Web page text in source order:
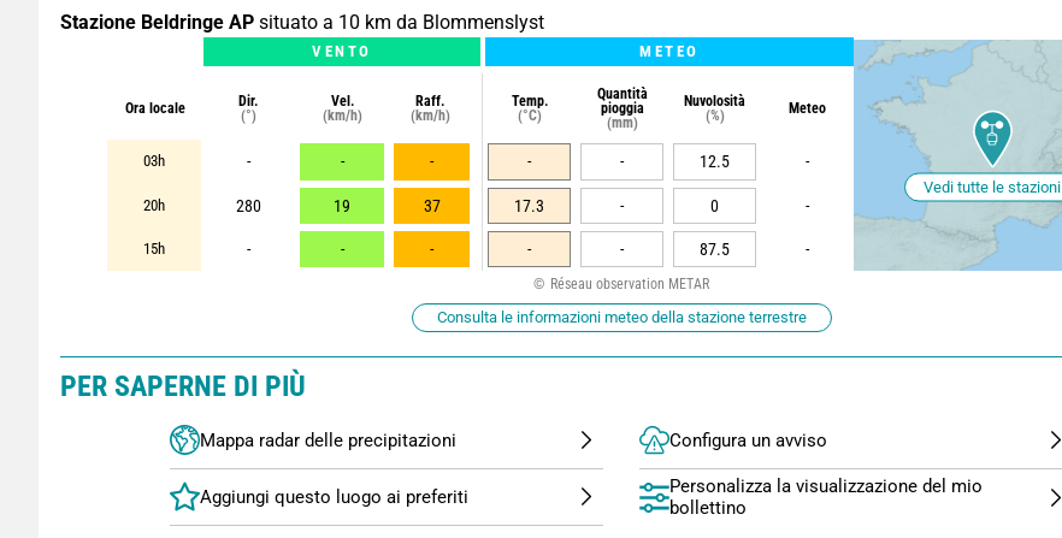
Stazione Beldringe AP situato a 10 km da Blommenslyst
VENTO METEO
Ora locale
Dir.
(°)
Vel.
(km/h)
Raff.
(km/h)
Temp.
(°C)
Quantità
pioggia
(mm)
Nuvolosità
(%)
Meteo
03h - - - - - 12.5 -
20h 280 19 37 17.3 - 0 -
15h - - - - - 87.5 -
Vedi tutte le stazioni
Réseau observation METAR
Consulta le informazioni meteo della stazione terrestre
PER SAPERNE DI PIÙ
Mappa radar delle precipitazioni Configura un avviso
Personalizza la visualizzazione del mio
bollettino